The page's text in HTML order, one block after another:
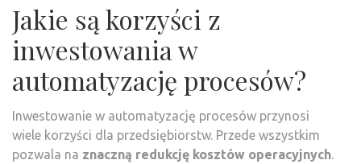
Jakie są korzyści z
inwestowania w
automatyzację procesów?
Inwestowanie w automatyzację procesów przynosi
wiele korzyści dla przedsiębiorstw. Przede wszystkim
pozwala na znaczną redukcję kosztów operacyjnych.